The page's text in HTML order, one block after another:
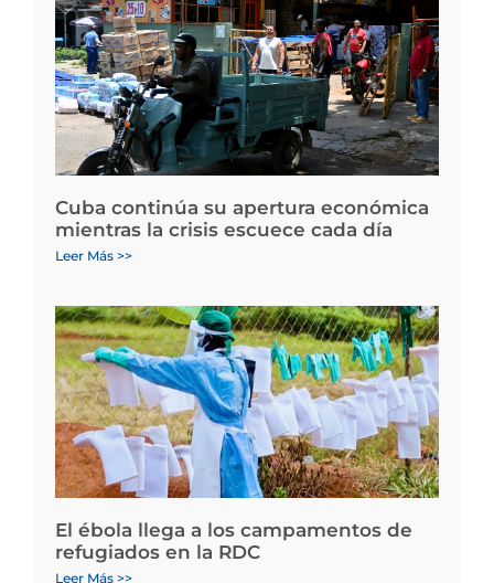
Cuba continúa su apertura económica
mientras la crisis escuece cada día
Leer Más >>
El ébola llega a los campamentos de
refugiados en la RDC
Leer Más >>